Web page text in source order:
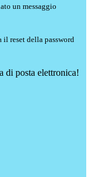
un messaggio
il reset della password
di posta elettronica!